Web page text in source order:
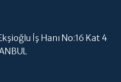
İş Hanı No:16 Kat 4